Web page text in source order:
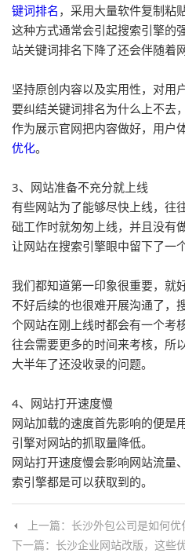
键词排名 ，采用大量软件复制粘
这种方式通常会引起搜索引擎的
站关键词排名下降了还会伴随着
坚持原创内容以及实用性，对用
要纠结关键词排名为什么上不去
作为展示官网把内容做好，用户
优化。
3、网站准备不充分就上线
有些网站为了能够尽快上线，往
础工作时就匆匆上线，并且没有
让网站在搜索引擎眼中留下了一
我们都知道第一印象很重要，就
不好后续的也很难开展沟通了，
个网站在刚上线时都会有一个考
往会需要更多的时间来考核，所
大半年了还没收录的问题。
4、网站打开速度慢
网站加载的速度首先影响的便是
引擎对网站的抓取量降低。
网站打开速度慢会影响网站流量
索引擎都是可以获取到的。
上一篇：长沙外包公司是如何优
下一篇：长沙企业网站改版，这些